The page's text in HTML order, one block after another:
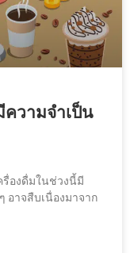
วามจำเป็น
องดื่มในช่วงนี้มี
อาจสืบเนื่องมาจาก